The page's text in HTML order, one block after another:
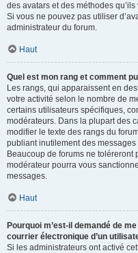
des avatars et des méthodes
Si vous ne pouvez pas utiliser
administrateur du forum.
Haut
Quel est mon rang et comment
Les rangs, qui apparaissent en
votre activité selon le nombre de
certains utilisateurs spécifiques,
modérateurs. Dans la plupart des
modifier le texte des rangs du
publiant inutilement des
Beaucoup de forums ne toléreront
modérateur pourra vous
messages.
Haut
Pourquoi m’est-il demandé de
courrier électronique d’un
Si les administrateurs ont activé